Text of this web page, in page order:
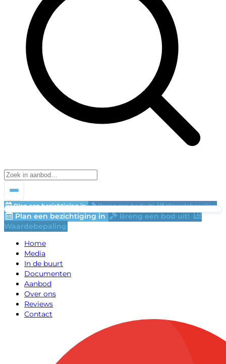
Plan een bezichtiging in Breng een bod uit! Waardebepaling
Plan een bezichtiging in
Breng een bod uit!
Waardebepaling
Home
Media
In de buurt
Documenten
Aanbod
Over ons
Reviews
Contact